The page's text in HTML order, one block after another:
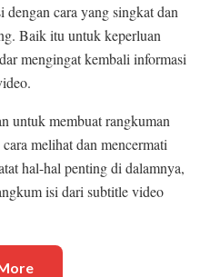
cara yang singkat dan
Baik itu untuk keperluan
mengingat kembali informasi
untuk membuat rangkuman
melihat dan mencermati
hal-hal penting di dalamnya,
isi dari subtitle video